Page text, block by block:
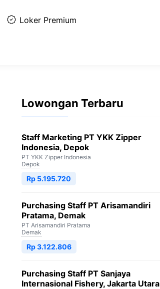
Loker Premium
Lowongan Terbaru
Staff Marketing PT YKK Zipper
Indonesia, Depok
PT YKK Zipper Indonesia
Depok
Rp 5.195.720
Purchasing Staff PT Arisamandiri
Pratama, Demak
PT Arisamandiri Pratama
Demak
Rp 3.122.806
Purchasing Staff PT Sanjaya
Internasional Fishery, Jakarta Utara